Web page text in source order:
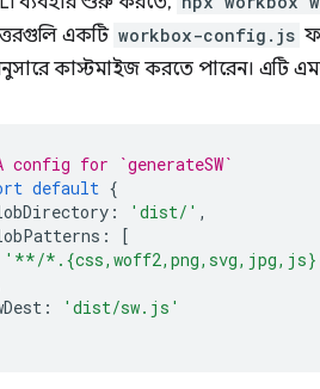
একটি workbox-config.js
কাস্টমাইজ করতে পারেন। এটি
config for `generateSW`
default {
: 'dist/' ,
:
[
'**/
:
'dist/sw.js'